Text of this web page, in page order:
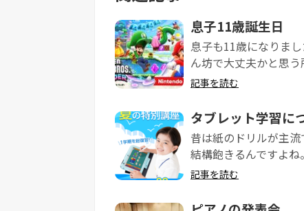
息子11歳誕生日
息子も11歳になりま
ん坊で大丈夫かと思
記事を読む
タブレット学習に
昔は紙のドリルが主流
結構飽きるんですよ
記事を読む